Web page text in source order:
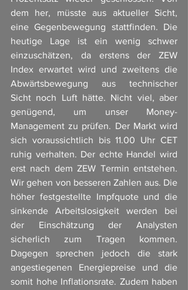
dem her, müsste aus aktueller Sicht,
eine Gegenbewegung stattfinden. Die
heutige Lage ist ein wenig schwer
einzuschätzen, da erstens der ZEW
Index erwartet wird und zweitens die
Abwärtsbewegung aus technischer
Sicht noch Luft hätte. Nicht viel, aber
genügend, um unser Money-
Management zu prüfen. Der Markt wird
sich voraussichtlich bis 11.00 Uhr CET
ruhig verhalten. Der echte Handel wird
erst nach dem ZEW Termin entstehen.
Wir gehen von besseren Zahlen aus. Die
höher festgestellte Impfquote und die
sinkende Arbeitslosigkeit werden bei
der Einschätzung der Analysten
sicherlich zum Tragen kommen.
Dagegen sprechen jedoch die stark
angestiegenen Energiepreise und die
somit hohe Inflationsrate. Zudem haben